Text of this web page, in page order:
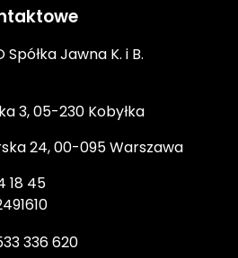
Spółka Jawna K. i B.
3, 05-230 Kobyłka
24, 00-095 Warszawa
18 45
336 620